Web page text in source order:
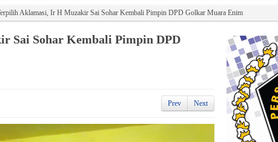
Aklamasi, Ir H Muzakir Sai Sohar Kembali Pimpin DPD Golkar Muara Enim
Sai Sohar Kembali Pimpin DPD
Prev Next